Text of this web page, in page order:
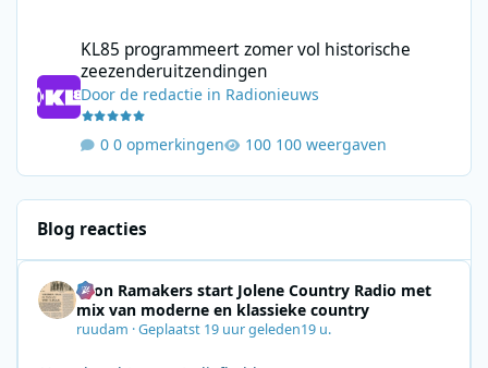
KL85 programmeert zomer vol historische
zeezenderuitzendingen
Doorde redactie in Radionieuws
0 opmerkingen 100 weergaven
Blog reacties
Leon Ramakers start Jolene Country Radio met
mix van moderne en klassieke country
ruudam ·Geplaatst 19 uur geleden19 u.